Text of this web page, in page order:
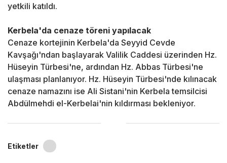
yetkili katıldı.
Kerbela'da cenaze töreni yapılacak
Cenaze kortejinin Kerbela'da Seyyid Cevde
Kavşağı'ndan başlayarak Valilik Caddesi üzerinden Hz.
Hüseyin Türbesi'ne, ardından Hz. Abbas Türbesi'ne
ulaşması planlanıyor. Hz. Hüseyin Türbesi'nde kılınacak
cenaze namazını ise Ali Sistani'nin Kerbela temsilcisi
Abdülmehdi el-Kerbelai'nin kıldırması bekleniyor.
Etiketler